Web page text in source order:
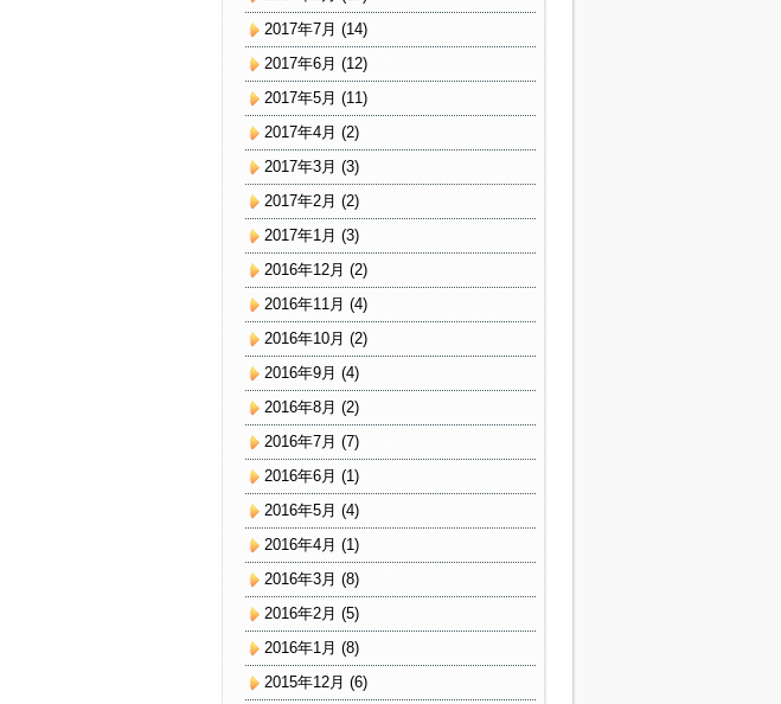
2017年7月 (14)
2017年6月 (12)
2017年5月 (11)
2017年4月 (2)
2017年3月 (3)
2017年2月 (2)
2017年1月 (3)
2016年12月 (2)
2016年11月 (4)
2016年10月 (2)
2016年9月 (4)
2016年8月 (2)
2016年7月 (7)
2016年6月 (1)
2016年5月 (4)
2016年4月 (1)
2016年3月 (8)
2016年2月 (5)
2016年1月 (8)
2015年12月 (6)